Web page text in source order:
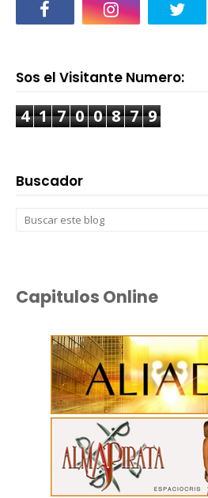
Sos el Visitante Numero:
4 1 7 0 0 8 7 9
Buscador
Capitulos Online